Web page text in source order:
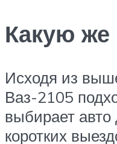
Какую
Исходя из
Ваз-2105
выбирает авто
коротких